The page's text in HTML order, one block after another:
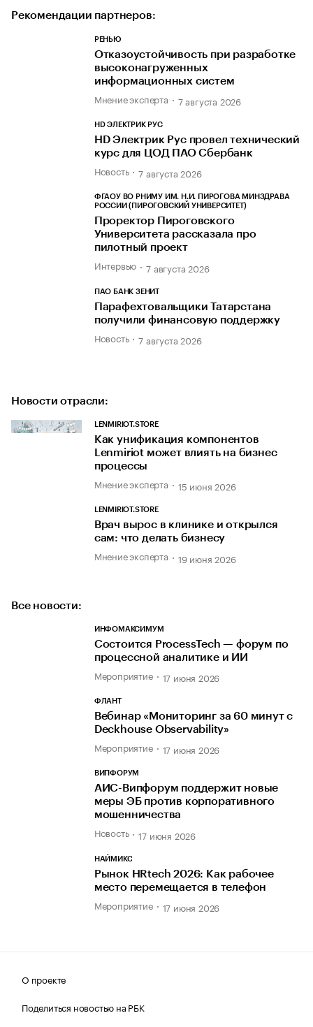
Рекомендации партнеров:
РЕНЬЮ
Отказоустойчивость при разработке
высоконагруженных
информационных систем
Мнение эксперта 7 августа 2026
HD ЭЛЕКТРИК РУС
HD Электрик Рус провел технический
курс для ЦОД ПАО Сбербанк
Новость 7 августа 2026
ФГАОУ ВО РНИМУ ИМ. Н.И. ПИРОГОВА МИНЗДРАВА
РОССИИ (ПИРОГОВСКИЙ УНИВЕРСИТЕТ)
Проректор Пироговского
Университета рассказала про
пилотный проект
Интервью 7 августа 2026
ПАО БАНК ЗЕНИТ
Парафехтовальщики Татарстана
получили финансовую поддержку
Новость 7 августа 2026
Новости отрасли:
LENMIRIOT.STORE
Как унификация компонентов
Lenmiriot может влиять на бизнес
процессы
Мнение эксперта 15 июня 2026
LENMIRIOT.STORE
Врач вырос в клинике и открылся
сам: что делать бизнесу
Мнение эксперта 19 июня 2026
Все новости:
ИНФОМАКСИМУМ
Состоится ProcessTech — форум по
процессной аналитике и ИИ
Мероприятие 17 июня 2026
ФЛАНТ
Вебинар «Мониторинг за 60 минут с
Deckhouse Observability»
Мероприятие 17 июня 2026
ВИПФОРУМ
АИС-Випфорум поддержит новые
меры ЭБ против корпоративного
мошенничества
Новость 17 июня 2026
НАЙМИКС
Рынок HRtech 2026: Как рабочее
место перемещается в телефон
Мероприятие 17 июня 2026
О проекте
Поделиться новостью на РБК